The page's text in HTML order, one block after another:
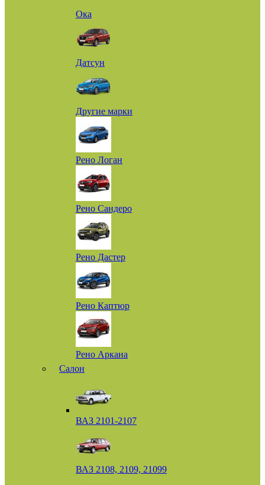
Ока
Датсун
Другие марки
Рено Логан
Рено Сандеро
Рено Дастер
Рено Каптюр
Рено Аркана
Салон
ВАЗ 2101-2107
ВАЗ 2108, 2109, 21099